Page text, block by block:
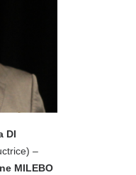
DI
–
MILEBO